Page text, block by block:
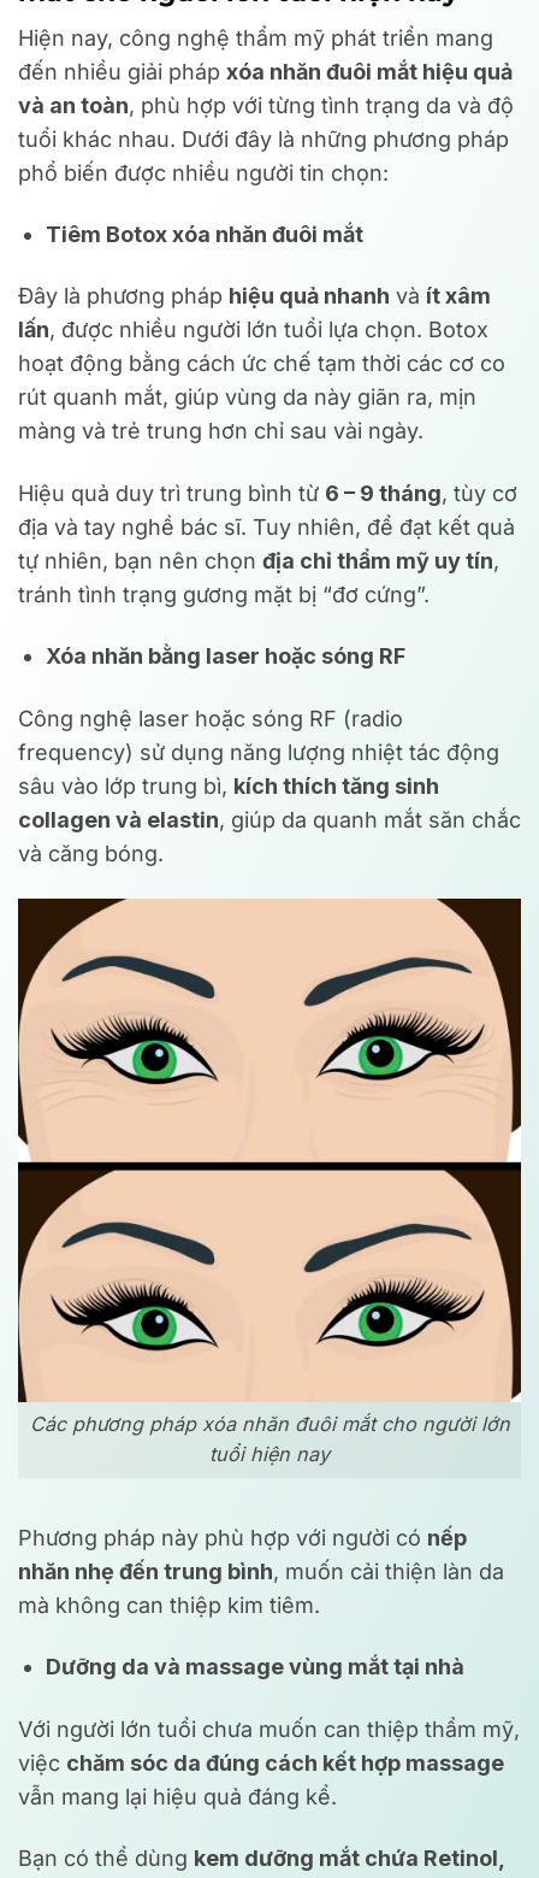
Hiện nay, công nghệ thẩm mỹ phát triển mang
đến nhiều giải pháp xóa nhăn đuôi mắt hiệu quả
và an toàn, phù hợp với từng tình trạng da và độ
tuổi khác nhau. Dưới đây là những phương pháp
phổ biến được nhiều người tin chọn:
Tiêm Botox xóa nhăn đuôi mắt
Đây là phương pháp hiệu quả nhanh và ít xâm
lấn, được nhiều người lớn tuổi lựa chọn. Botox
hoạt động bằng cách ức chế tạm thời các cơ co
rút quanh mắt, giúp vùng da này giãn ra, mịn
màng và trẻ trung hơn chỉ sau vài ngày.
Hiệu quả duy trì trung bình từ 6 – 9 tháng, tùy cơ
địa và tay nghề bác sĩ. Tuy nhiên, để đạt kết quả
tự nhiên, bạn nên chọn địa chỉ thẩm mỹ uy tín,
tránh tình trạng gương mặt bị “đơ cứng”.
Xóa nhăn bằng laser hoặc sóng RF
Công nghệ laser hoặc sóng RF (radio
frequency) sử dụng năng lượng nhiệt tác động
sâu vào lớp trung bì, kích thích tăng sinh
collagen và elastin, giúp da quanh mắt săn chắc
và căng bóng.
Các phương pháp xóa nhăn đuôi mắt cho người lớn
tuổi hiện nay
Phương pháp này phù hợp với người có nếp
nhăn nhẹ đến trung bình, muốn cải thiện làn da
mà không can thiệp kim tiêm.
Dưỡng da và massage vùng mắt tại nhà
Với người lớn tuổi chưa muốn can thiệp thẩm mỹ,
việc chăm sóc da đúng cách kết hợp massage
vẫn mang lại hiệu quả đáng kể.
Bạn có thể dùng kem dưỡng mắt chứa Retinol,